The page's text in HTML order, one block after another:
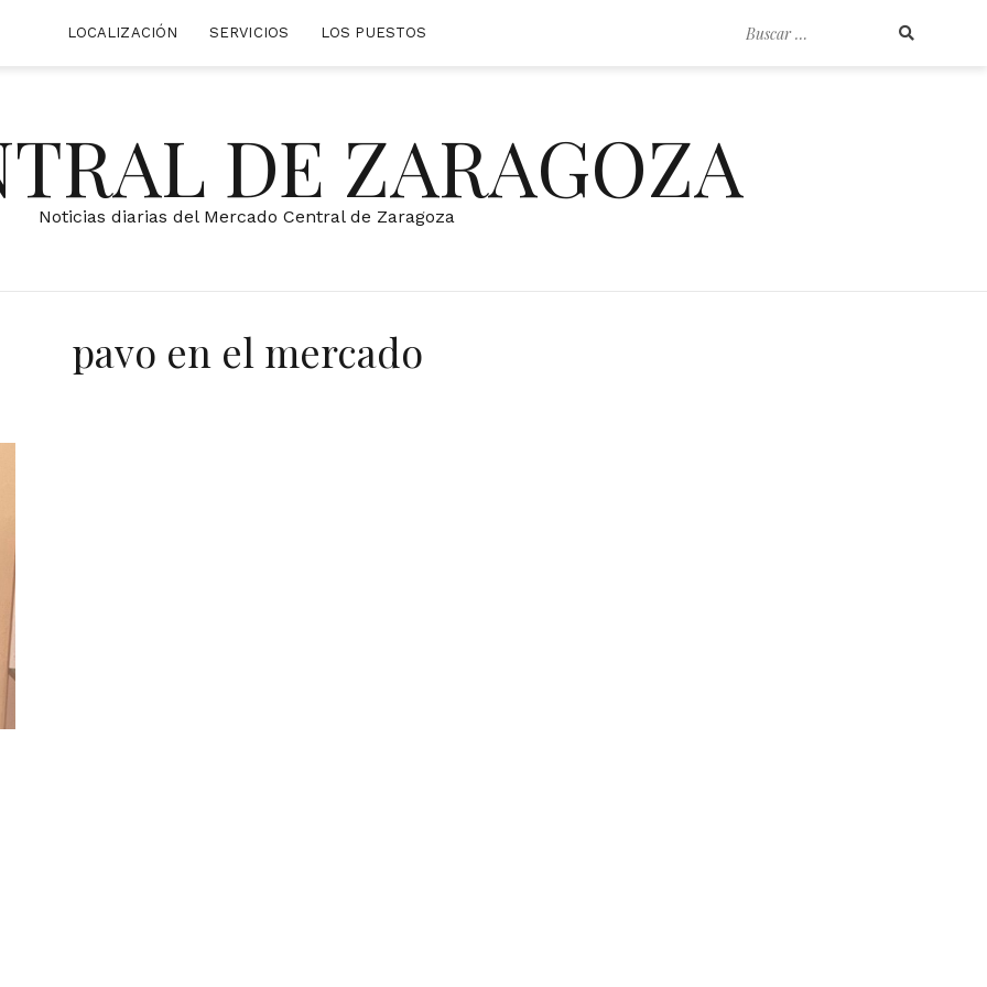
Buscar
LOCALIZACIÓN SERVICIOS LOS PUESTOS
DE ZARAGOZA
Noticias diarias del Mercado Central de Zaragoza
pavo en el mercado